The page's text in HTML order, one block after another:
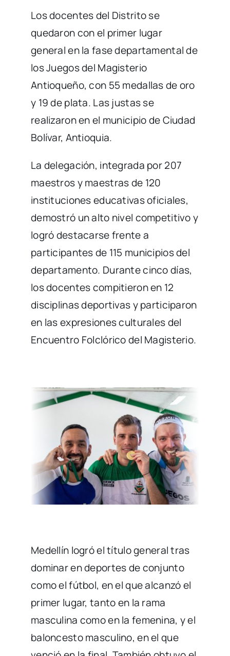
Los docentes del Distrito se
quedaron con el primer lugar
general en la fase departamental de
los Juegos del Magisterio
Antioqueño, con 55 medallas de oro
y 19 de plata. Las justas se
realizaron en el municipio de Ciudad
Bolívar, Antioquia.
La delegación, integrada por 207
maestros y maestras de 120
instituciones educativas oficiales,
demostró un alto nivel competitivo y
logró destacarse frente a
participantes de 115 municipios del
departamento. Durante cinco días,
los docentes compitieron en 12
disciplinas deportivas y participaron
en las expresiones culturales del
Encuentro Folclórico del Magisterio.
Medellín logró el título general tras
dominar en deportes de conjunto
como el fútbol, en el que alcanzó el
primer lugar, tanto en la rama
masculina como en la femenina, y el
baloncesto masculino, en el que